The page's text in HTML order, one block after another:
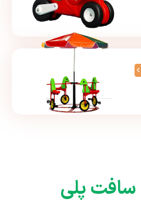
سافت پلی